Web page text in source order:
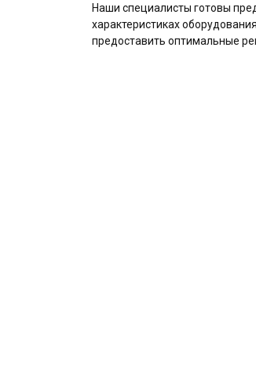
Наши специалисты готовы
характеристиках
предоставить оптимальные